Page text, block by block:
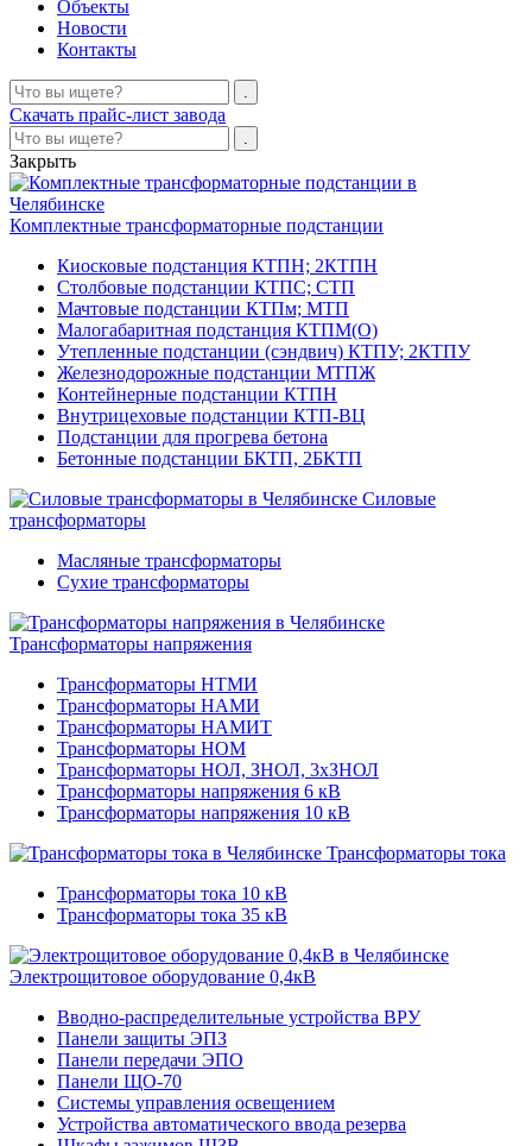
Объекты
Новости
Контакты
Скачать прайс-лист завода
Закрыть
Комплектные трансформаторные подстанции
Киосковые подстанция КТПН; 2КТПН
Столбовые подстанции КТПС; СТП
Мачтовые подстанции КТПм; МТП
Малогабаритная подстанция КТПМ(О)
Утепленные подстанции (сэндвич) КТПУ; 2КТПУ
Железнодорожные подстанции МТПЖ
Контейнерные подстанции КТПН
Внутрицеховые подстанции КТП-ВЦ
Подстанции для прогрева бетона
Бетонные подстанции БКТП, 2БКТП
Силовые
трансформаторы
Масляные трансформаторы
Сухие трансформаторы
Трансформаторы напряжения
Трансформаторы НТМИ
Трансформаторы НАМИ
Трансформаторы НАМИТ
Трансформаторы НОМ
Трансформаторы НОЛ, ЗНОЛ, 3хЗНОЛ
Трансформаторы напряжения 6 кВ
Трансформаторы напряжения 10 кВ
Трансформаторы тока
Трансформаторы тока 10 кВ
Трансформаторы тока 35 кВ
Электрощитовое оборудование 0,4кВ
Вводно-распределительные устройства ВРУ
Панели защиты ЭПЗ
Панели передачи ЭПО
Панели ЩО-70
Системы управления освещением
Устройства автоматического ввода резерва